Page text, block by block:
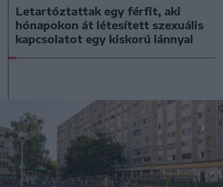
Letartóztattak egy férfit, aki
hónapokon át létesített szexuális
kapcsolatot egy kiskorú lánnyal